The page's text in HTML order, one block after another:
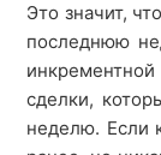
Это значит,
последнюю
сделки,
неделю. Если